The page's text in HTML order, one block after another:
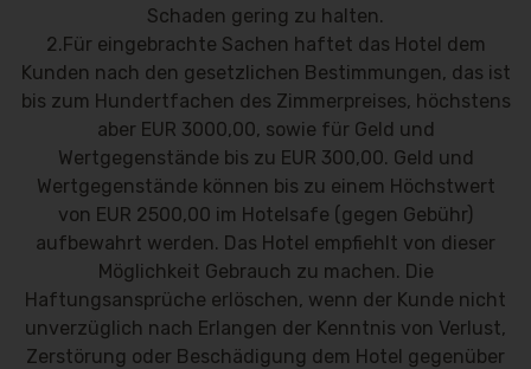
Schaden gering zu halten.
2.Für eingebrachte Sachen haftet das Hotel dem
Kunden nach den gesetzlichen Bestimmungen, das ist
bis zum Hundertfachen des Zimmerpreises, höchstens
aber EUR 3000,00, sowie für Geld und
Wertgegenstände bis zu EUR 300,00. Geld und
Wertgegenstände können bis zu einem Höchstwert
von EUR 2500,00 im Hotelsafe (gegen Gebühr)
aufbewahrt werden. Das Hotel empfiehlt von dieser
Möglichkeit Gebrauch zu machen. Die
Haftungsansprüche erlöschen, wenn der Kunde nicht
unverzüglich nach Erlangen der Kenntnis von Verlust,
Zerstörung oder Beschädigung dem Hotel gegenüber